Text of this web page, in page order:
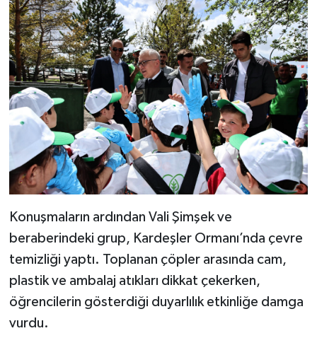
Konuşmaların ardından Vali Şimşek ve
beraberindeki grup, Kardeşler Ormanı’nda çevre
temizliği yaptı. Toplanan çöpler arasında cam,
plastik ve ambalaj atıkları dikkat çekerken,
öğrencilerin gösterdiği duyarlılık etkinliğe damga
vurdu.